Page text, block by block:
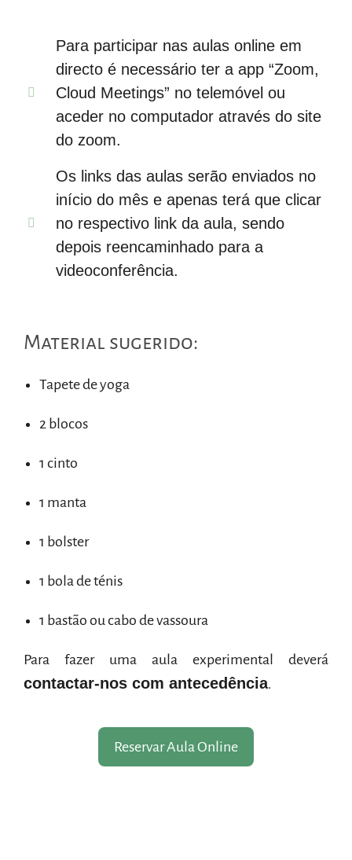
Para participar nas aulas online em
directo é necessário ter a app “Zoom,
Cloud Meetings” no telemóvel ou
aceder no computador através do site
do zoom.
Os links das aulas serão enviados no
início do mês e apenas terá que clicar
no respectivo link da aula, sendo
depois reencaminhado para a
videoconferência.
Material sugerido:
Tapete de yoga
2 blocos
1 cinto
1 manta
1 bolster
1 bola de ténis
1 bastão ou cabo de vassoura
Para fazer uma aula experimental deverá
contactar-nos com antecedência.
Reservar Aula Online